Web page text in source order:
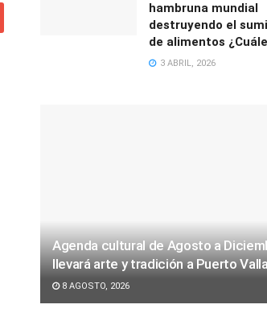
hambruna mundial
destruyendo el
de alimentos
3 ABRIL, 2026
Agenda cultural de Agosto a
llevará arte y tradición a Puerto
8 AGOSTO, 2026